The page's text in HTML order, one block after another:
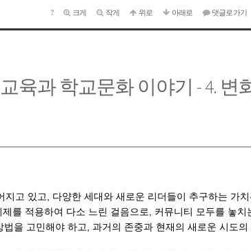
? 크게 작게 위로 아래로 댓글로 가기
육과 학교문화 이야기 - 4. 변
고 있고, 다양한 세대와 새로운 리더들이 추구하는 가
를 적용하여 다소 느린 걸음으로, 커뮤니티 모두를 놓
을 고민해야 하고, 과거의 존중과 현재의 새로운 시도